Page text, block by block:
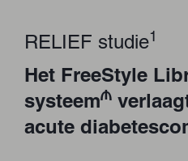
RELIEF studie1
Het FreeStyle
systeem₼
acute